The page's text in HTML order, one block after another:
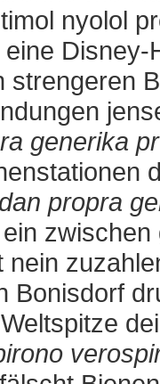
nyolol
strengeren
generika
propra
Bonisdorf